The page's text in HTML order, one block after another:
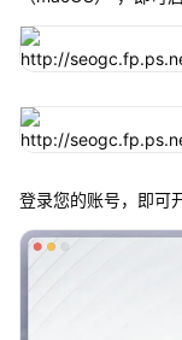
登录您的账号，即可